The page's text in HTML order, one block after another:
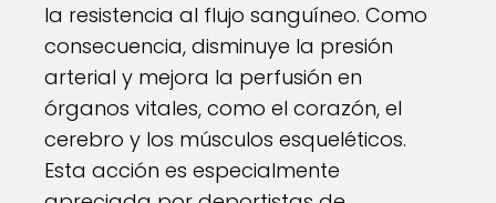
la resistencia al flujo sanguíneo. Como
consecuencia, disminuye la presión
arterial y mejora la perfusión en
órganos vitales, como el corazón, el
cerebro y los músculos esqueléticos.
Esta acción es especialmente